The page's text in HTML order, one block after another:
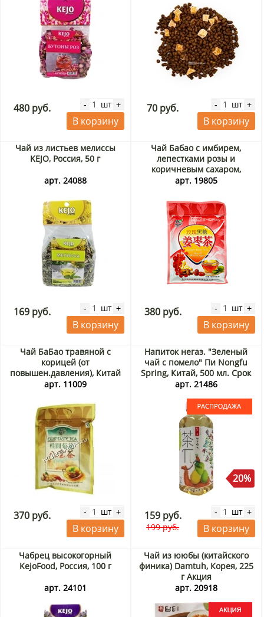
480 руб. - шт +
В корзину
70 руб. - шт +
В корзину
Чай из листьев мелиссы
KEJO, Россия, 50 г
арт. 24088
169 руб. - шт +
В корзину
Чай Бабао с имбирем,
лепестками розы и
коричневым сахаром,
Китай, 240 г
арт. 19805
380 руб. - шт +
В корзину
Чай БаБао травяной с
корицей (от
повышен.давления), Китай
арт. 11009
370 руб. - шт +
В корзину
Напиток негаз. "Зеленый
чай с помело" Пи Nongfu
Spring, Китай, 500 мл. Срок
до 19.09.2026. Распродажа
арт. 21486
20%
159 руб.
199 руб.
- шт +
В корзину
Чабрец высокогорный
KejoFood, Россия, 100 г
арт. 24101
Чай из ююбы (китайского
финика) Damtuh, Корея, 225
г Акция
арт. 20918